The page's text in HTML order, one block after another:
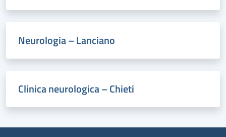
Neurologia – Lanciano
Clinica neurologica – Chieti